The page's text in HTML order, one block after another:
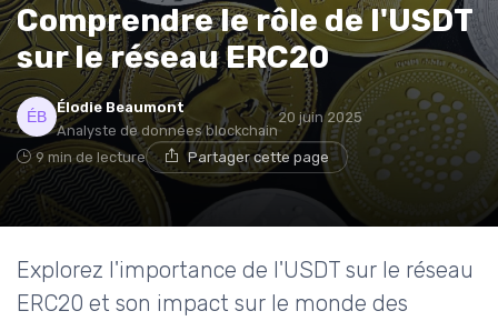
Comprendre le rôle de l'USDT
sur le réseau ERC20
Élodie Beaumont
Analyste de données blockchain
20 juin 2025
9 min de lecture Partager cette page
Explorez l'importance de l'USDT sur le réseau
ERC20 et son impact sur le monde des